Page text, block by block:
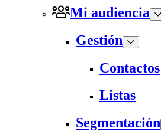
Mi audiencia
Gestión
Contactos
Listas
Segmentación